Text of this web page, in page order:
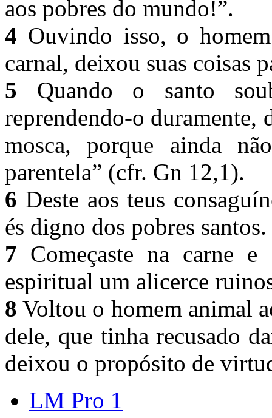
aos pobres do mundo!”.
4 Ouvindo isso, o
carnal, deixou suas coisas
5 Quando o santo
reprendendo-o duramente,
mosca, porque ainda
parentela” (cfr. Gn 12,1).
6 Deste aos teus
és digno dos pobres santos.
7 Começaste na carne
espiritual um alicerce
8 Voltou o homem animal
dele, que tinha recusado
deixou o propósito de
LM Pro 1